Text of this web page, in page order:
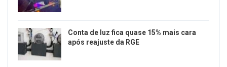
Conta de luz fica quase 15% mais cara
após reajuste da RGE